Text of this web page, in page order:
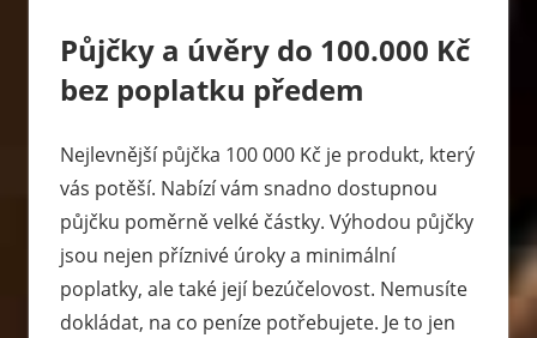
Půjčky a úvěry do 100.000 Kč
bez poplatku předem
Nejlevnější půjčka 100 000 Kč je produkt, který
vás potěší. Nabízí vám snadno dostupnou
půjčku poměrně velké částky. Výhodou půjčky
jsou nejen příznivé úroky a minimální
poplatky, ale také její bezúčelovost. Nemusíte
dokládat, na co peníze potřebujete. Je to jen